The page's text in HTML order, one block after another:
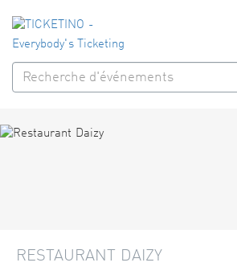
RESTAURANT DAIZY